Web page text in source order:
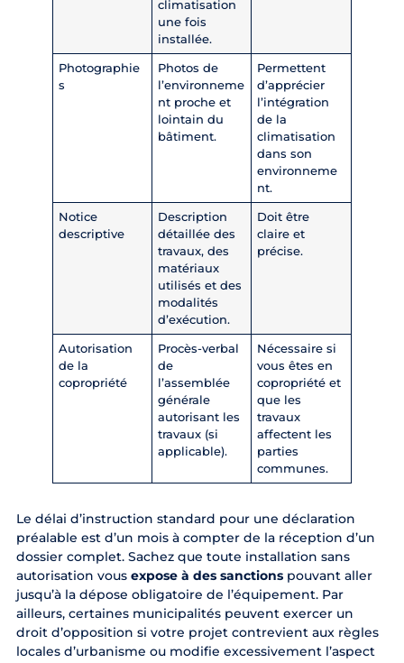
climatisation
une fois
installée.
Photographie
s
Photos de
l’environneme
nt proche et
lointain du
bâtiment.
Permettent
d’apprécier
l’intégration
de la
climatisation
dans son
environneme
nt.
Notice
descriptive
Description
détaillée des
travaux, des
matériaux
utilisés et des
modalités
d’exécution.
Doit être
claire et
précise.
Autorisation
de la
copropriété
Procès-verbal
de
l’assemblée
générale
autorisant les
travaux (si
applicable).
Nécessaire si
vous êtes en
copropriété et
que les
travaux
affectent les
parties
communes.
Le délai d’instruction standard pour une déclaration
préalable est d’un mois à compter de la réception d’un
dossier complet. Sachez que toute installation sans
autorisation vous expose à des sanctionspouvant aller
jusqu’à la dépose obligatoire de l’équipement. Par
ailleurs, certaines municipalités peuvent exercer un
droit d’opposition si votre projet contrevient aux règles
locales d’urbanisme ou modifie excessivement l’aspect